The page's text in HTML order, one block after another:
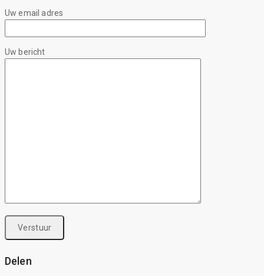
Uw email adres
Uw bericht
Delen